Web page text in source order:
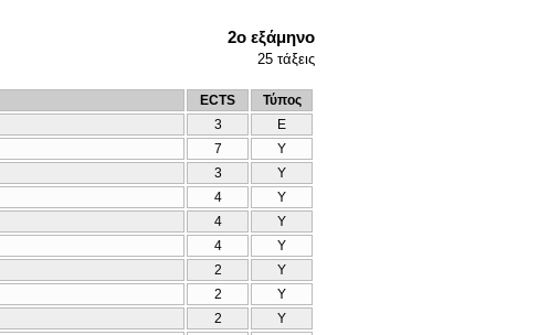
2ο εξάμηνο
25 τάξεις
ECTS
Τύπος
3
Ε
7
Υ
3
Υ
4
Υ
4
Υ
4
Υ
2
Υ
2
Υ
2
Υ